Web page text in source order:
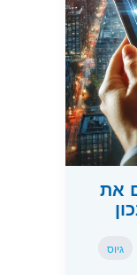
את
גיוס